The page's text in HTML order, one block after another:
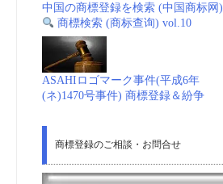
中国の商標登録を検索 (中国商标网)
商標検索 (商标查询) vol.10
ASAHIロゴマーク事件(平成6年
(ネ)1470号事件) 商標登録＆紛争
商標登録のご相談・お問合せ